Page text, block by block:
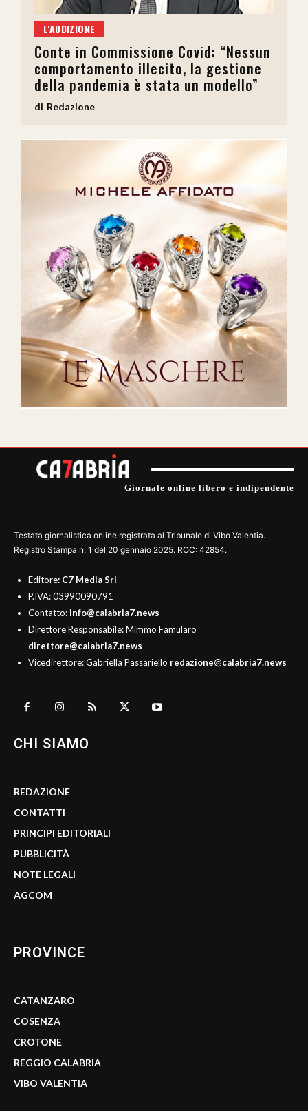
L'AUDIZIONE
Conte in Commissione Covid: “Nessun
comportamento illecito, la gestione
della pandemia è stata un modello”
Redazione
Giornale online libero e indipendente
Testata giornalistica online registrata al Tribunale di Vibo Valentia.
Registro Stampa n. 1 del 20 gennaio 2025. ROC: 42854.
Editore: C7 Media Srl
P.IVA: 03990090791
Contatto:info@calabria7.news
Direttore Responsabile: Mimmo Famularo
direttore@calabria7.news
Vicedirettore: Gabriella Passariello redazione@calabria7.news
CHI SIAMO
REDAZIONE
CONTATTI
PRINCIPI EDITORIALI
PUBBLICITÀ
NOTE LEGALI
AGCOM
PROVINCE
CATANZARO
COSENZA
CROTONE
REGGIO CALABRIA
VIBO VALENTIA